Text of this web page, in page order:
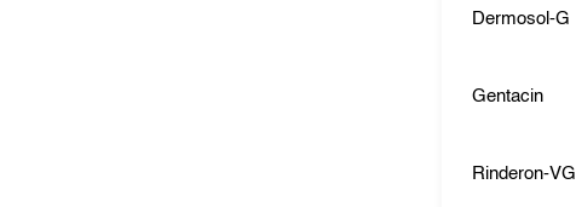
Dermosol-G
Gentacin
Rinderon-VG